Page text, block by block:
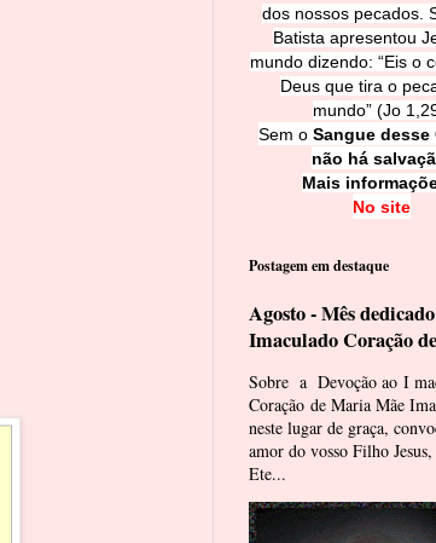
dos nossos pecados.
Batista apresentou
mundo dizendo: “Eis o
Deus que tira o
mundo” (Jo
Sem o Sangue desse
não há
Mais
No site
Postagem em destaque
Agosto - Mês
Imaculado Coração
Sobre a Devoção ao I
Coração de Maria Mãe
neste lugar de graça,
amor do vosso Filho
Ete...